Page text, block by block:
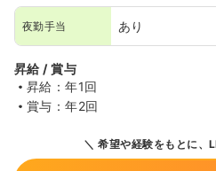
夜勤手当 あり
昇給 / 賞与
昇給：年1回
賞与：年2回
希望や経験をもとに、